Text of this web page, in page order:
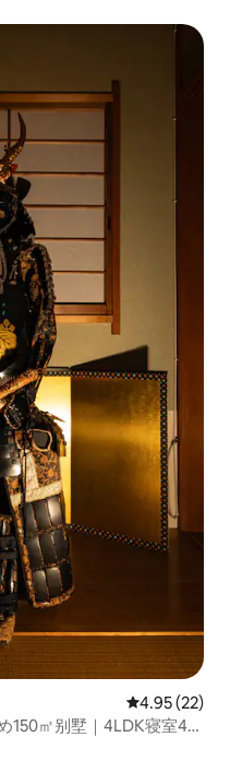
レビュー22
4.95 (22)
150㎡别墅｜4LDK寝室4部